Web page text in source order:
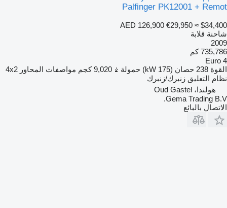
Palfinger PK12001 + Remot
AED 126,900 €29,950 ≈ $34,400
شاحنة قلابة
2009
735,786 كم
Euro 4
القوة 238 حصان (175 kW) حمولة 9,020 كجم مواصفات المحاور 4x2
نظام التعليق زنبرك/زنبرك
هولندا، Oud Gastel
Gema Trading B.V.
الاتصال بالبائع